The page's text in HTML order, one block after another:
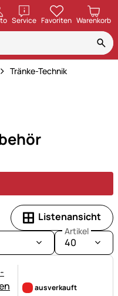
ServiceöffnenFavoriten Warenkorb
Tränke-Technik
Listenansicht
Artikel
40
ausverkauft